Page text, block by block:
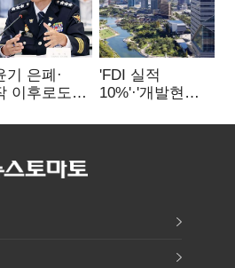
기 은폐·
이후로도
비위…경찰
'FDI 실적
10%'·'개발현안
인천경제청장